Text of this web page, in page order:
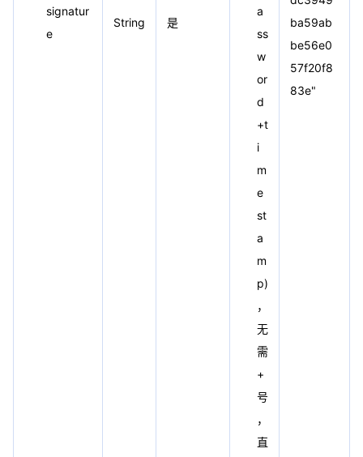
signatur
e
String 是
a
ss
w
or
d
+t
i
m
e
st
a
m
p)
，
无
需
+
号
，
直
ba59ab
be56e0
57f20f8
83e"